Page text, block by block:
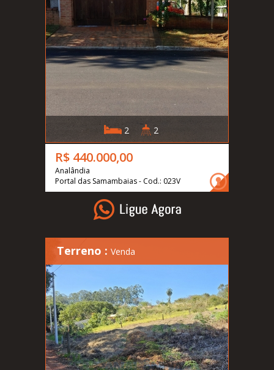
2 2
R$ 440.000,00
Analândia
Portal das Samambaias - Cod.: 023V
Terreno : Venda